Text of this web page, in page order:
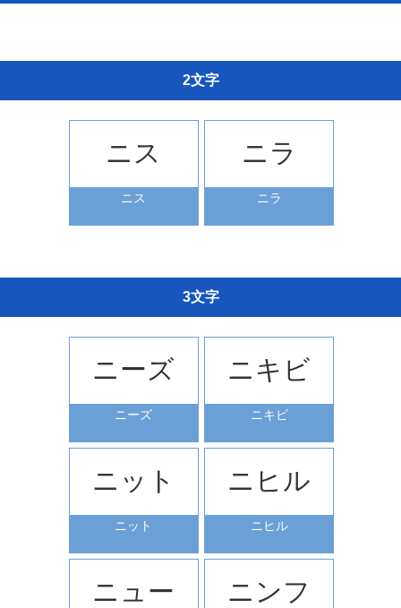
2文字
ニス
ニス
ニラ
ニラ
3文字
ニーズ
ニーズ
ニキビ
ニキビ
ニット
ニット
ニヒル
ニヒル
ニュー ニンフ